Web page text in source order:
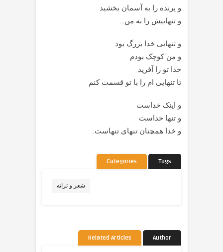
و پرنده را به آسمان بخشید
و تنهاییش را به من…
و تنهایی خدا بزرگ بود
و من کوچک بودم
خدا تو را آفرید
تا تنهایی ام را با تو قسمت کنم
و اینک خداست
و تنها خداست
و خدا همچنان تنهای تنهاست.
Categories Tags
شعر و ترانه
Related Articles Author